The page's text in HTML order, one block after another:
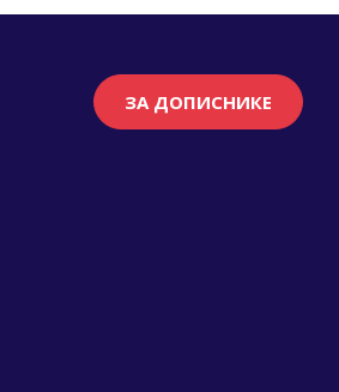
ЗА ДОПИСНИКЕ